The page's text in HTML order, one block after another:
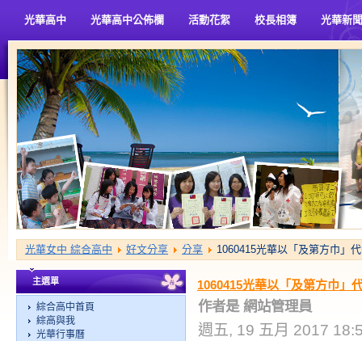
光華高中 光華高中公佈欄 活動花絮 校長相簿 光華新
光華女中 綜合高中 好文分享 分享 1060415光華以「及第方巾」
主選單
綜合高中首頁
綜高與我
光華行事曆
1060415光華以「及第方巾」
作者是 網站管理員
週五, 19 五月 2017